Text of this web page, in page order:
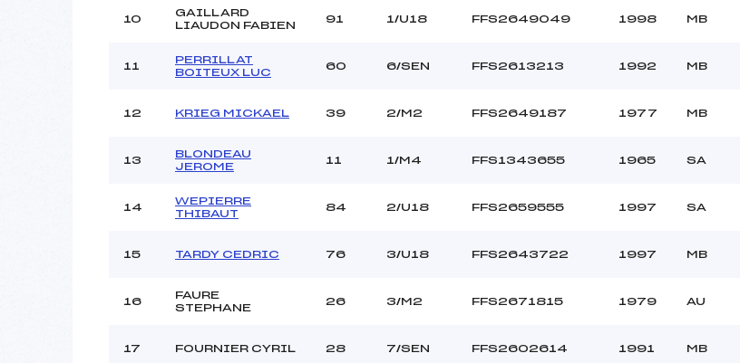
10
GAILLARD
LIAUDON FABIEN
91 1/U18 FFS2649049 1998 MB
11
PERRILLAT
BOITEUX LUC
60 6/SEN FFS2613213 1992 MB
12 KRIEG MICKAEL 39 2/M2 FFS2649187 1977 MB
13
BLONDEAU
JEROME
11 1/M4 FFS1343655 1965 SA
14
WEPIERRE
THIBAUT
84 2/U18 FFS2659555 1997 SA
15 TARDY CEDRIC 76 3/U18 FFS2643722 1997 MB
16
FAURE
STEPHANE
26 3/M2 FFS2671815 1979 AU
17 FOURNIER CYRIL 28 7/SEN FFS2602614 1991 MB